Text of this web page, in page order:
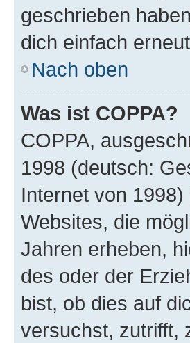
geschrieben
dich einfach
Nach oben
Was ist COPPA?
COPPA,
1998 (deutsch:
Internet von
Websites, die
Jahren erheben,
des oder der
bist, ob dies auf
versuchst, zutrifft,